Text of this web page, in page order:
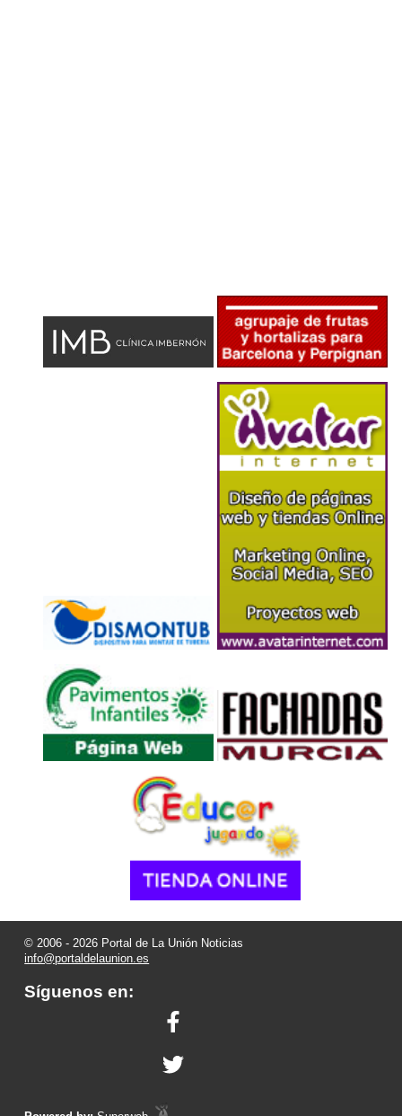
© 2006 - 2026 Portal de La Unión Noticias
info@portaldelaunion.es
Síguenos en: